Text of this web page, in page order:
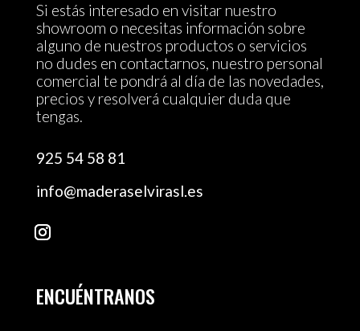
Si estás interesado en visitar nuestro
showroom o necesitas información sobre
alguno de nuestros productos o servicios
no dudes en contactarnos, nuestro personal
comercial te pondrá al día de las novedades,
precios y resolverá cualquier duda que
tengas.
925 54 58 81
info@maderaselvirasl.es
ENCUÉNTRANOS